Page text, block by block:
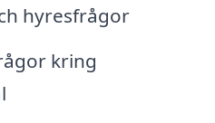
hyresfrågor
kring